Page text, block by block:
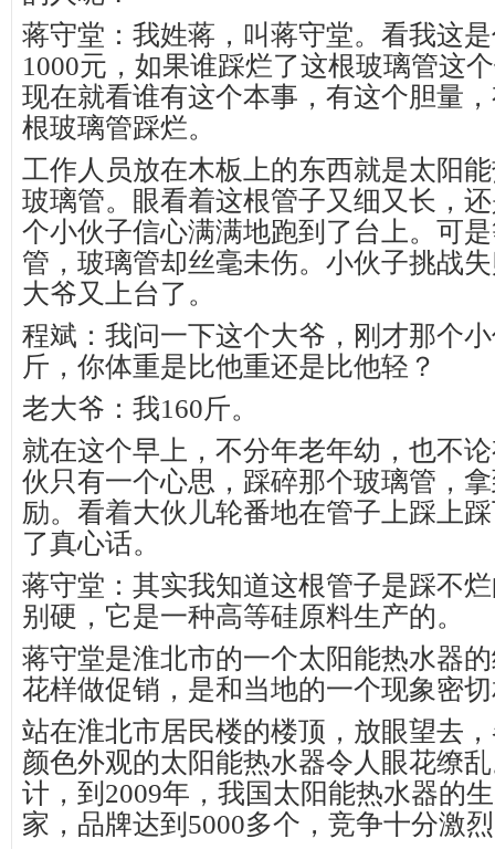
蒋守堂：我姓蒋，叫蒋守堂。看我这
1000元，如果谁踩烂了这根玻璃管这
现在就看谁有这个本事，有这个胆量
根玻璃管踩烂。
工作人员放在木板上的东西就是太阳
玻璃管。眼看着这根管子又细又长，
个小伙子信心满满地跑到了台上。可
管，玻璃管却丝毫未伤。小伙子挑战
大爷又上台了。
程斌：我问一下这个大爷，刚才那个
斤，你体重是比他重还是比他轻？
老大爷：我160斤。
就在这个早上，不分年老年幼，也不
伙只有一个心思，踩碎那个玻璃管，
励。看着大伙儿轮番地在管子上踩上
了真心话。
蒋守堂：其实我知道这根管子是踩不
别硬，它是一种高等硅原料生产的。
蒋守堂是淮北市的一个太阳能热水器
花样做促销，是和当地的一个现象密
站在淮北市居民楼的楼顶，放眼望去
颜色外观的太阳能热水器令人眼花缭
计，到2009年，我国太阳能热水器的
家，品牌达到5000多个，竞争十分激